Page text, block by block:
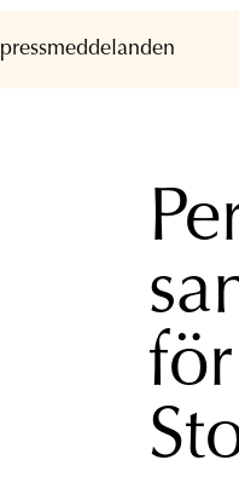
pressmeddelanden